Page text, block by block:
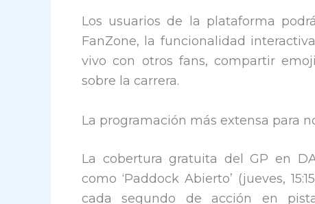
Los usuarios de la plataforma
FanZone, la funcionalidad
vivo con otros fans, compartir
sobre la carrera.
La programación más extensa para
La cobertura gratuita del GP en
como ‘Paddock Abierto’ (jueves,
cada segundo de acción en